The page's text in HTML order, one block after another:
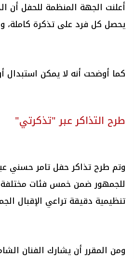
يحصل كل فرد على تذكرة كاملة،
كما أوضحت أنه لا يمكن استبدال
طرح التذاكر عبر "تذكرتي"
وتم طرح تذاكر حفل تامر حسني
للجمهور ضمن خمس فئات مختلفة
تنظيمية دقيقة تراعي الإقبال
ومن المقرر أن يشارك الفنان